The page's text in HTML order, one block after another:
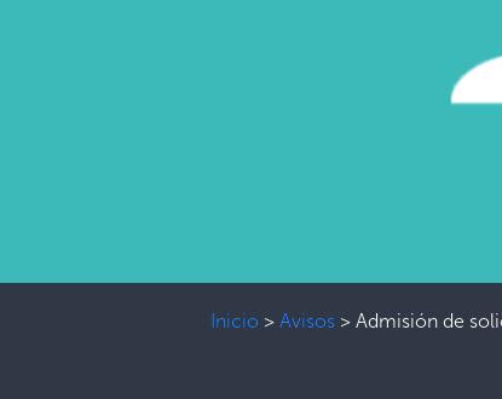
Inicio >Avisos >Admisión de